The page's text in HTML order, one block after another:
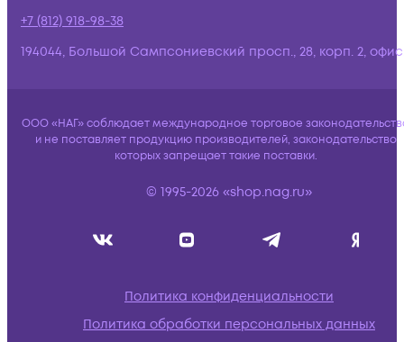
+7 (812) 918-98-38
194044, Большой Сампсониевский просп., 28, корп. 2,
ООО «НАГ» соблюдает международное торговое
и не поставляет продукцию производителей, законодательство
которых запрещает такие поставки.
© 1995-2026 «shop.nag.ru»
Политика конфиденциальности
Политика обработки персональных данных